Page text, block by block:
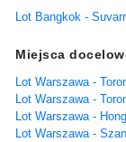
Lot Bangkok -
Miejsca
Lot Warszawa -
Lot Warszawa -
Lot Warszawa -
Lot Warszawa -